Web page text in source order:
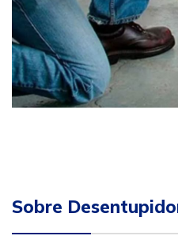
Sobre